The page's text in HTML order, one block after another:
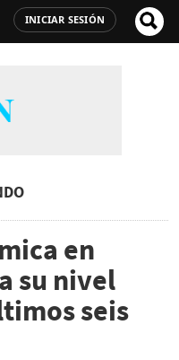
INICIAR SESIÓN
en
su nivel
seis